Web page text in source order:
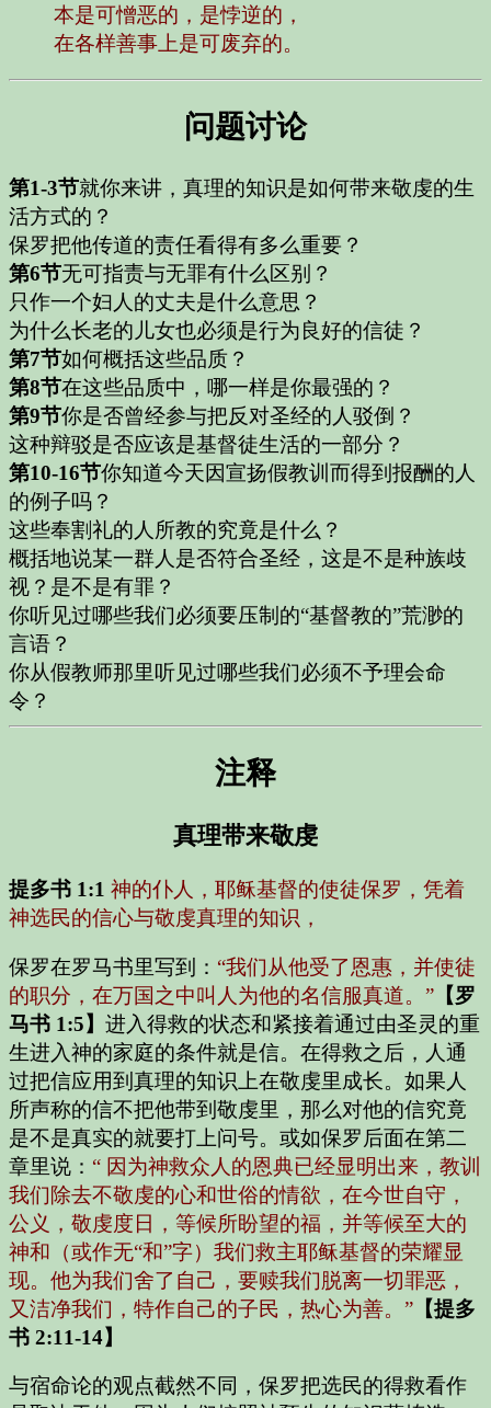
本是可憎恶的，是悖逆的，
在各样善事上是可废弃的。
问题讨论
第1-3节就你来讲，真理的知识是如何带来敬虔的生
活方式的？
保罗把他传道的责任看得有多么重要？
第6节无可指责与无罪有什么区别？
只作一个妇人的丈夫是什么意思？
为什么长老的儿女也必须是行为良好的信徒？
第7节如何概括这些品质？
第8节在这些品质中，哪一样是你最强的？
第9节你是否曾经参与把反对圣经的人驳倒？
这种辩驳是否应该是基督徒生活的一部分？
第10-16节你知道今天因宣扬假教训而得到报酬的人
的例子吗？
这些奉割礼的人所教的究竟是什么？
概括地说某一群人是否符合圣经，这是不是种族歧
视？是不是有罪？
你听见过哪些我们必须要压制的“基督教的”荒渺的
言语？
你从假教师那里听见过哪些我们必须不予理会命
令？
注释
真理带来敬虔
提多书 1:1 神的仆人，耶稣基督的使徒保罗，凭着
神选民的信心与敬虔真理的知识，
保罗在罗马书里写到： “我们从他受了恩惠，并使徒
的职分，在万国之中叫人为他的名信服真道。” 【罗
马书 1:5】 进入得救的状态和紧接着通过由圣灵的重
生进入神的家庭的条件就是信。在得救之后，人通
过把信应用到真理的知识上在敬虔里成长。如果人
所声称的信不把他带到敬虔里，那么对他的信究竟
是不是真实的就要打上问号。或如保罗后面在第二
章里说： “ 因为神救众人的恩典已经显明出来，教训
我们除去不敬虔的心和世俗的情欲，在今世自守，
公义，敬虔度日，等候所盼望的福，并等候至大的
神和（或作无“和”字）我们救主耶稣基督的荣耀显
现。他为我们舍了自己，要赎我们脱离一切罪恶，
又洁净我们，特作自己的子民，热心为善。” 【提多
书 2:11-14】
与宿命论的观点截然不同，保罗把选民的得救看作